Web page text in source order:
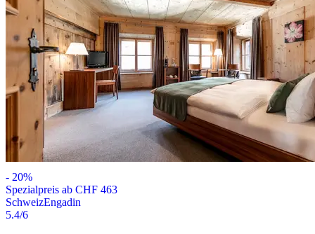
- 20%
Spezialpreis ab CHF 463
SchweizEngadin
5.4/6